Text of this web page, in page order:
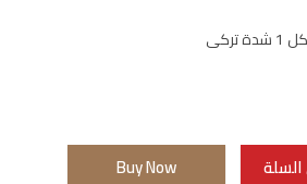
Buy Now